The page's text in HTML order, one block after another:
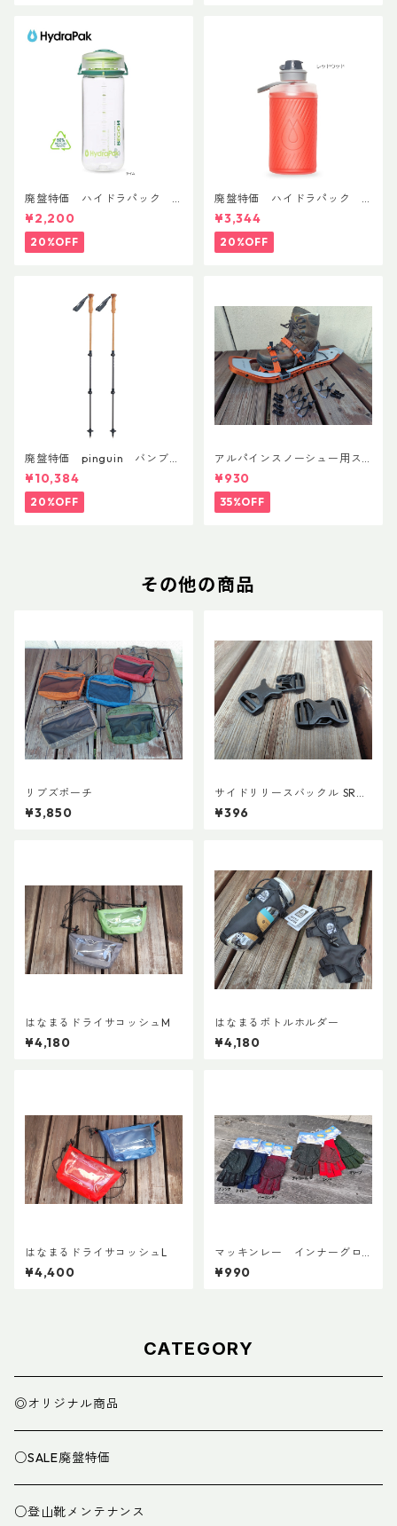
廃盤特価 ハイドラパック
リーコン ツイスト＆シップ 50
0ml
¥2,200
20%OFF
廃盤特価 ハイドラパック
フラックス 750ml
¥3,344
20%OFF
廃盤特価 pinguin バンブー
FLフォーム(ペア)
¥10,384
20%OFF
アルパインスノーシュー用ス
トラップキャッチ(ペア)
¥930
35%OFF
その他の商品
リブズポーチ
¥3,850
サイドリリースバックル SRG
MD 両引き 20mm (２個)
¥396
はなまるドライサコッシュM
¥4,180
はなまるボトルホルダー
¥4,180
はなまるドライサコッシュL
¥4,400
マッキンレー インナーグロ
ーブ ノンスリップショート
¥990
CATEGORY
◎オリジナル商品
○SALE廃盤特価
○登山靴メンテナンス